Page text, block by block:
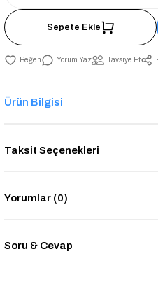
Sepete Ekle
Yorum Yaz Tavsiye Et
Ürün Bilgisi
Taksit Seçenekleri
Yorumlar (0)
Soru & Cevap